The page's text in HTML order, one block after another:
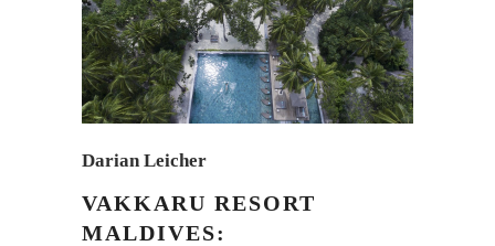
Darian Leicher
VAKKARU RESORT
MALDIVES: